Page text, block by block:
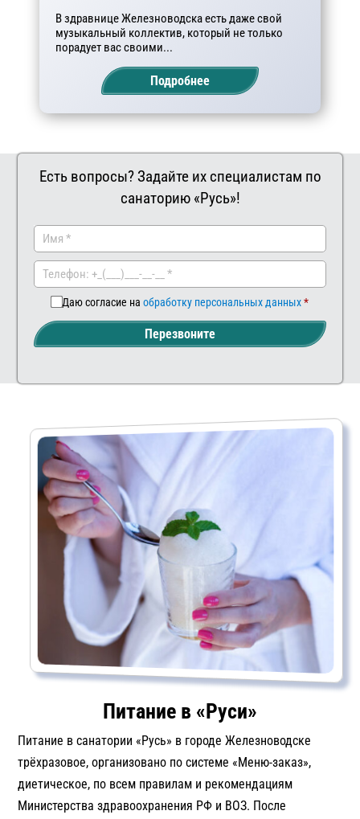
В здравнице Железноводска есть даже свой
музыкальный коллектив, который не только
порадует вас своими...
Подробнее
Есть вопросы? Задайте их специалистам по
санаторию «Русь»!
ш
мен
тар
ий
Даю согласие на обработку персональных данных
Перезвоните
Питание в «Руси»
Питание в санатории «Русь» в городе Железноводске
трёхразовое, организовано по системе «Меню-заказ»,
диетическое, по всем правилам и рекомендациям
Министерства здравоохранения РФ и ВОЗ. После